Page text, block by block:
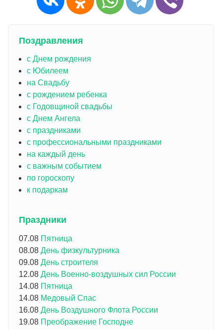
Поздравления
с Днем рождения
с Юбилеем
на Свадьбу
с рождением ребенка
с Годовщиной свадьбы
с Днем Ангела
с праздниками
с профессиональными праздниками
на каждый день
с важным событием
по гороскопу
к подаркам
Праздники
07.08 Пятница
08.08 День физкультурника
09.08 День строителя
12.08 День Военно-воздушных сил России
14.08 Пятница
14.08 Медовый Спас
16.08 День Воздушного Флота России
19.08 Преображение Господне